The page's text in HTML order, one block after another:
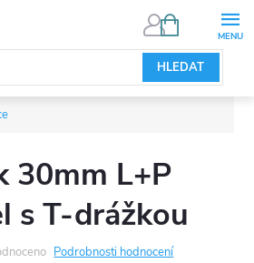
HLEDAT
NÁKUPNÍ
30mm L+P
s T-drážkou
Podrobnosti hodnocení